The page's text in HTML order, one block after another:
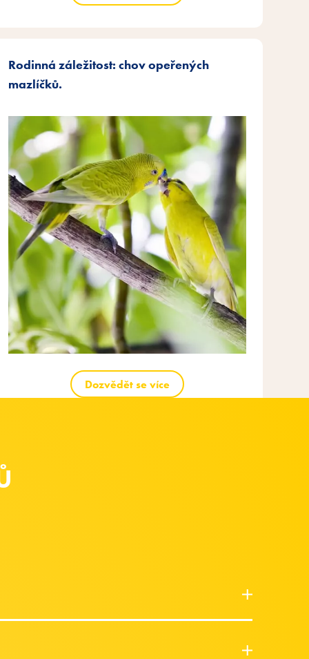
Rodinná záležitost: chov opeřených
mazlíčků.
Dozvědět se více